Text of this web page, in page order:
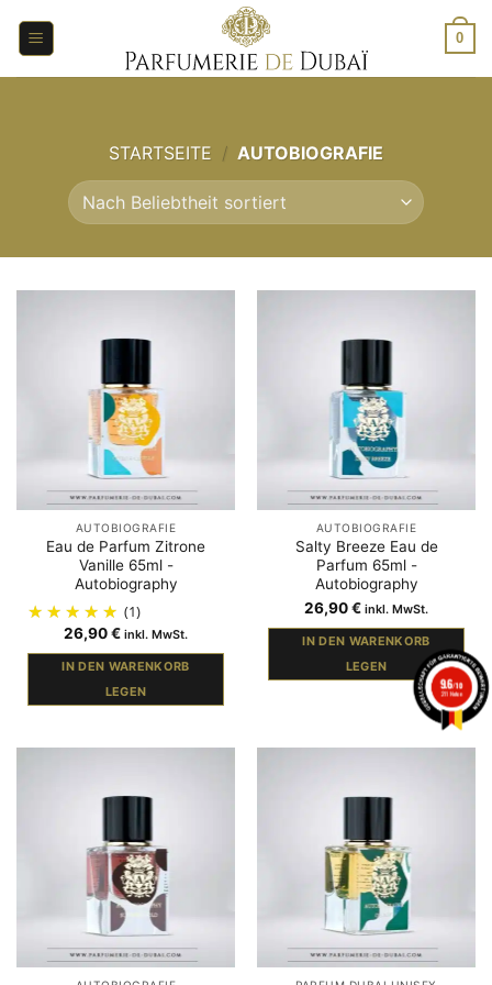
Inhalt
0
STARTSEITE / AUTOBIOGRAFIE
AUTOBIOGRAFIE
Eau de Parfum Zitrone
Vanille 65ml -
Autobiography
(1)
26,90€ inkl. MwSt.
IN DEN WARENKORB
LEGEN
AUTOBIOGRAFIE
Salty Breeze Eau de
Parfum 65ml -
Autobiography
26,90€ inkl. MwSt.
IN DEN WARENKORB
LEGEN
9.6/10
211 Noten